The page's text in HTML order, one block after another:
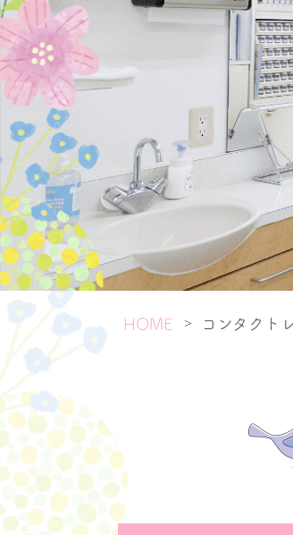
HOME > コンタクト